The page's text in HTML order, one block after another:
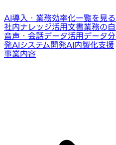
AI導入・業務効率化一覧を見る
社内ナレッジ活用文書業務の
音声・会話データ活用データ
発AIシステム開発AI内製化支援
事業内容